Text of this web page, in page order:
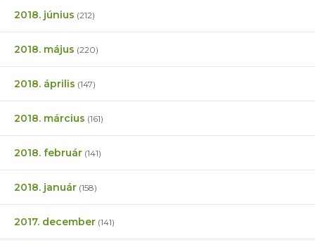
2018. június (212)
2018. május (220)
2018. április (147)
2018. március (161)
2018. február (141)
2018. január (158)
2017. december (141)